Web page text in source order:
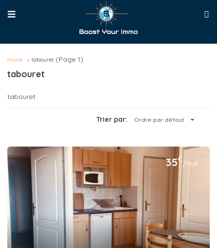
Home tabouret (Page 1)
tabouret
tabouret
Trier par: Ordre par défaut
35€/nuit